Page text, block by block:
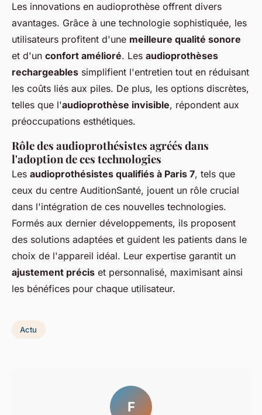
Les innovations en audioprothèse offrent divers
avantages. Grâce à une technologie sophistiquée, les
utilisateurs profitent d'une meilleure qualité sonore
et d'un confort amélioré. Les audioprothèses
rechargeables simplifient l'entretien tout en réduisant
les coûts liés aux piles. De plus, les options discrètes,
telles que l'audioprothèse invisible, répondent aux
préoccupations esthétiques.
Rôle des audioprothésistes agréés dans
l'adoption de ces technologies
Les audioprothésistes qualifiés à Paris 7, tels que
ceux du centre AuditionSanté, jouent un rôle crucial
dans l'intégration de ces nouvelles technologies.
Formés aux dernier développements, ils proposent
des solutions adaptées et guident les patients dans le
choix de l'appareil idéal. Leur expertise garantit un
ajustement précis et personnalisé, maximisant ainsi
les bénéfices pour chaque utilisateur.
Actu
F